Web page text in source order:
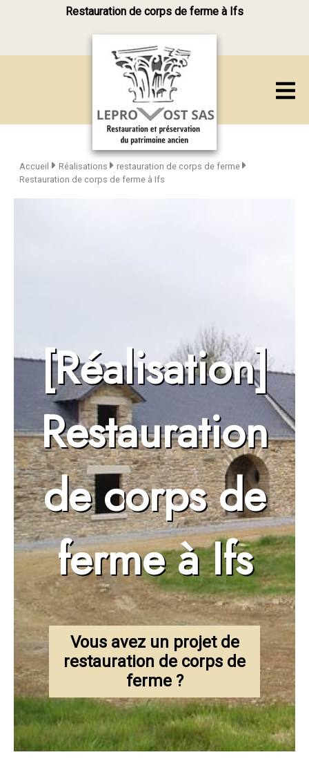
Restauration de corps de ferme à Ifs
Accueil Réalisations
restauration de corps de ferme
Restauration de corps de ferme à Ifs
[Réalisation]
Restauration
de corps de
ferme à Ifs
Vous avez un projet de
restauration de corps de
ferme ?